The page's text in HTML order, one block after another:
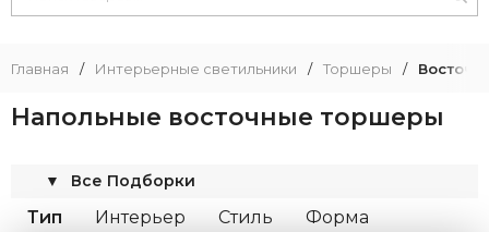
Главная / Интерьерные светильники / Торшеры /
Напольные восточные торшеры
Все Подборки
▼
Тип Интерьер Стиль
Форма